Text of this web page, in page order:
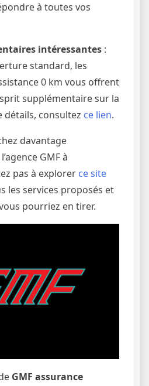
à toutes vos
intéressantes :
standard, les
0 km vous offrent
supplémentaire sur la
détails, consultez ce lien.
davantage
GMF à
pas à explorer ce site
les services proposés et
pourriez en tirer.
GMF assurance